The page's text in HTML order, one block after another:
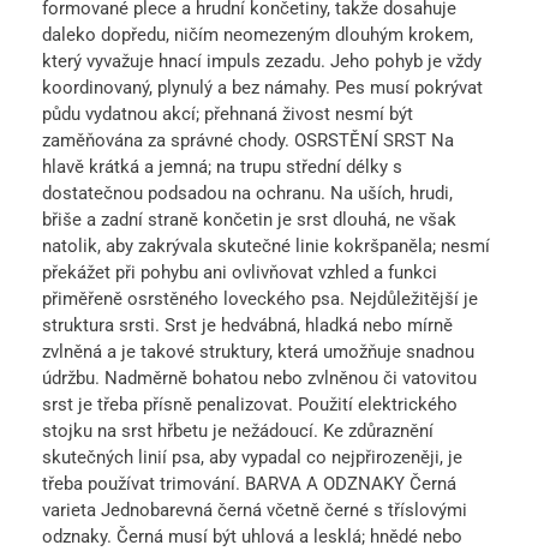
formované plece a hrudní končetiny, takže dosahuje
daleko dopředu, ničím neomezeným dlouhým krokem,
který vyvažuje hnací impuls zezadu. Jeho pohyb je vždy
koordinovaný, plynulý a bez námahy. Pes musí pokrývat
půdu vydatnou akcí; přehnaná živost nesmí být
zaměňována za správné chody. OSRSTĚNÍ SRST Na
hlavě krátká a jemná; na trupu střední délky s
dostatečnou podsadou na ochranu. Na uších, hrudi,
břiše a zadní straně končetin je srst dlouhá, ne však
natolik, aby zakrývala skutečné linie kokršpaněla; nesmí
překážet při pohybu ani ovlivňovat vzhled a funkci
přiměřeně osrstěného loveckého psa. Nejdůležitější je
struktura srsti. Srst je hedvábná, hladká nebo mírně
zvlněná a je takové struktury, která umožňuje snadnou
údržbu. Nadměrně bohatou nebo zvlněnou či vatovitou
srst je třeba přísně penalizovat. Použití elektrického
stojku na srst hřbetu je nežádoucí. Ke zdůraznění
skutečných linií psa, aby vypadal co nejpřirozeněji, je
třeba používat trimování. BARVA A ODZNAKY Černá
varieta Jednobarevná černá včetně černé s tříslovými
odznaky. Černá musí být uhlová a lesklá; hnědé nebo